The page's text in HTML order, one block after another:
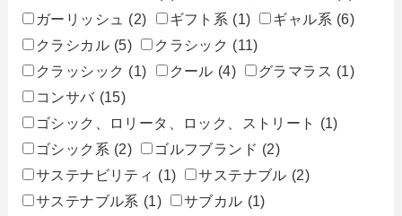
ガーリッシュ
(2) ギフト系 (1) ギャル系 (6)
クラシカル (5) クラシック (11)
クラッシック (1) クール (4) グラマラス (1)
コンサバ (15)
ゴシック、ロリータ、ロック、ストリート
(1)
ゴシック系 (2) ゴルフブランド (2)
サステナビリティ (1) サステナブル (2)
サステナブル系 (1) サブカル (1)